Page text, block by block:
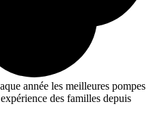
année les meilleures pompes
des familles depuis